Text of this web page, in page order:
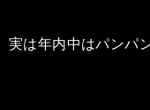
実は年内中はパンパ